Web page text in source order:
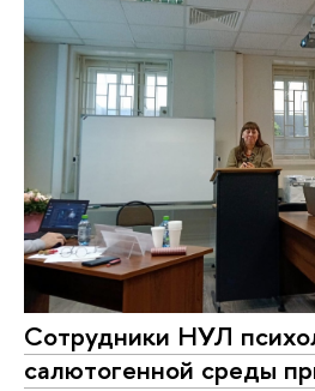
Сотрудники НУЛ
салютогенной среды